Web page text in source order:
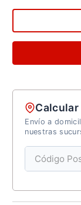
Calcular
Envío a
nuestras